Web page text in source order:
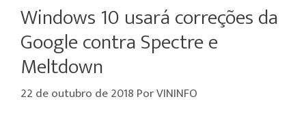
Windows 10 usará correções da
Google contra Spectre e
Meltdown
22 de outubro de 2018 PorVININFO